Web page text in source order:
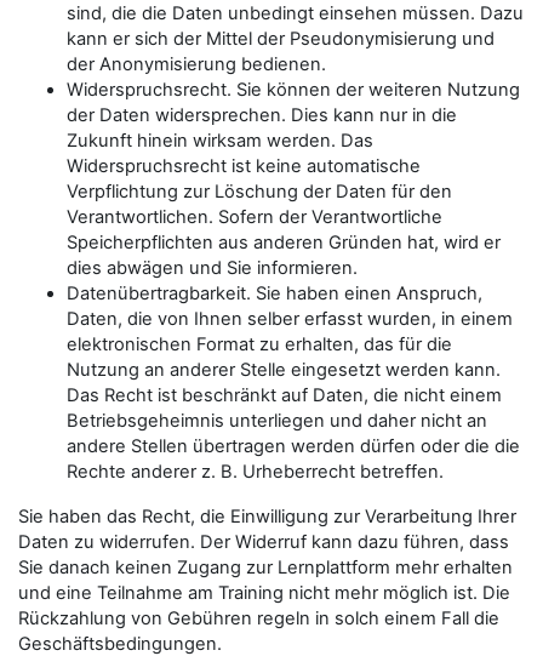
sind, die die Daten unbedingt einsehen müssen. Dazu
kann er sich der Mittel der Pseudonymisierung und
der Anonymisierung bedienen.
Widerspruchsrecht. Sie können der weiteren Nutzung
der Daten widersprechen. Dies kann nur in die
Zukunft hinein wirksam werden. Das
Widerspruchsrecht ist keine automatische
Verpflichtung zur Löschung der Daten für den
Verantwortlichen. Sofern der Verantwortliche
Speicherpflichten aus anderen Gründen hat, wird er
dies abwägen und Sie informieren.
Datenübertragbarkeit. Sie haben einen Anspruch,
Daten, die von Ihnen selber erfasst wurden, in einem
elektronischen Format zu erhalten, das für die
Nutzung an anderer Stelle eingesetzt werden kann.
Das Recht ist beschränkt auf Daten, die nicht einem
Betriebsgeheimnis unterliegen und daher nicht an
andere Stellen übertragen werden dürfen oder die die
Rechte anderer z. B. Urheberrecht betreffen.
Sie haben das Recht, die Einwilligung zur Verarbeitung Ihrer
Daten zu widerrufen. Der Widerruf kann dazu führen, dass
Sie danach keinen Zugang zur Lernplattform mehr erhalten
und eine Teilnahme am Training nicht mehr möglich ist. Die
Rückzahlung von Gebühren regeln in solch einem Fall die
Geschäftsbedingungen.